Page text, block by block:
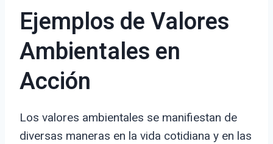
Ejemplos de Valores
Ambientales en
Acción
Los valores ambientales se manifiestan de
diversas maneras en la vida cotidiana y en las